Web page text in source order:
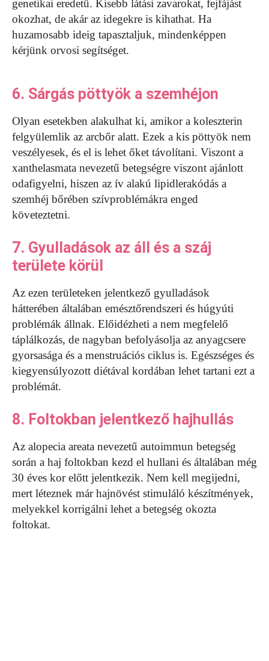
genetikai eredetű. Kisebb látási zavarokat, fejfájást
okozhat, de akár az idegekre is kihathat. Ha
huzamosabb ideig tapasztaljuk, mindenképpen
kérjünk orvosi segítséget.
6. Sárgás pöttyök a szemhéjon
Olyan esetekben alakulhat ki, amikor a koleszterin
felgyülemlik az arcbőr alatt. Ezek a kis pöttyök nem
veszélyesek, és el is lehet őket távolítani. Viszont a
xanthelasmata nevezetű betegségre viszont ajánlott
odafigyelni, hiszen az ív alakú lipidlerakódás a
szemhéj bőrében szívproblémákra enged
követeztetni.
7. Gyulladások az áll és a száj
területe körül
Az ezen területeken jelentkező gyulladások
hátterében általában emésztőrendszeri és húgyúti
problémák állnak. Előidézheti a nem megfelelő
táplálkozás, de nagyban befolyásolja az anyagcsere
gyorsasága és a menstruációs ciklus is. Egészséges és
kiegyensúlyozott diétával kordában lehet tartani ezt a
problémát.
8. Foltokban jelentkező hajhullás
Az alopecia areata nevezetű autoimmun betegség
során a haj foltokban kezd el hullani és általában még
30 éves kor előtt jelentkezik. Nem kell megijedni,
mert léteznek már hajnövést stimuláló készítmények,
melyekkel korrigálni lehet a betegség okozta
foltokat.